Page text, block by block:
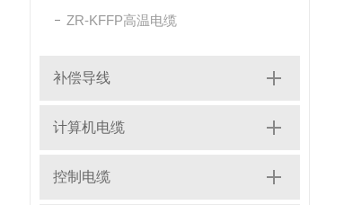
ZR-KFFP高温电缆
补偿导线
计算机电缆
控制电缆